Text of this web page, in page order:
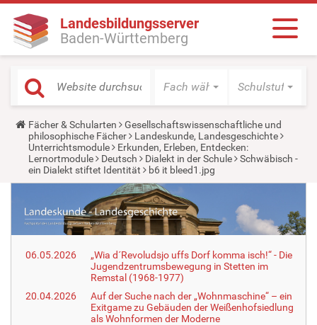
Landesbildungsserver
Baden-Württemberg
Fach wählen Schulstufe
Y
o
u
a
r
e
r
e
:
Fächer & Schularten
Gesellschaftswissenschaftliche und
philosophische Fächer
Landeskunde, Landesgeschichte
Unterrichtsmodule
Erkunden, Erleben, Entdecken:
Lernortmodule
Deutsch Dialekt in der Schule
Schwäbisch -
ein Dialekt stiftet Identität
b6 it bleed1.jpg
06.05.2026
„Wia d´Revoludsjo uffs Dorf komma isch!“ - Die
Jugendzentrumsbewegung in Stetten im
Remstal (1968-1977)
20.04.2026
Auf der Suche nach der „Wohnmaschine“ – ein
Exitgame zu Gebäuden der Weißenhofsiedlung
als Wohnformen der Moderne